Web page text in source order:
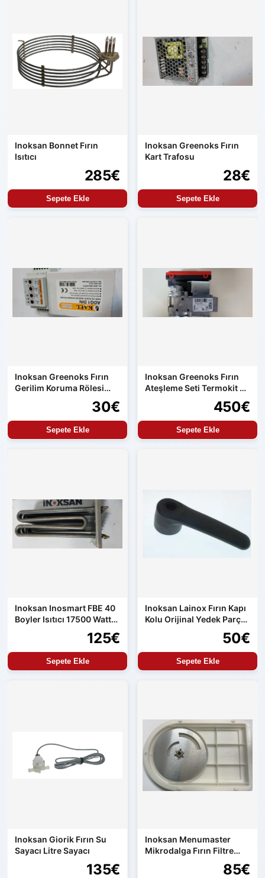
Inoksan Bonnet Fırın
Isıtıcı
285€
Sepete Ekle
Inoksan Greenoks Fırın
Kart Trafosu
28€
Sepete Ekle
Inoksan Greenoks Fırın
Gerilim Koruma Rölesi
Orijinal Yedek Parça30€
Sepete Ekle
Inoksan Greenoks Fırın
Ateşleme Seti Termokit ve
450€
Sepete Ekle
Inoksan Inosmart FBE 40
Boyler Isıtıcı 17500 Watt
Orijinal Yedek Parça125€
Sepete Ekle
Inoksan Lainox Fırın Kapı
Kolu Orijinal Yedek Parça
50€
Sepete Ekle
Inoksan Giorik Fırın Su
Sayacı Litre Sayacı
135€
Inoksan Menumaster
Mikrodalga Fırın Filtre
85€